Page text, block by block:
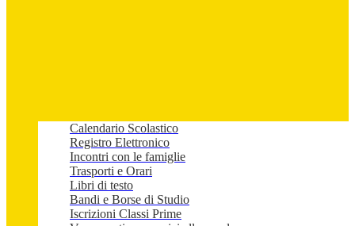
Calendario Scolastico
Registro Elettronico
Incontri con le famiglie
Trasporti e Orari
Libri di testo
Bandi e Borse di Studio
Iscrizioni Classi Prime